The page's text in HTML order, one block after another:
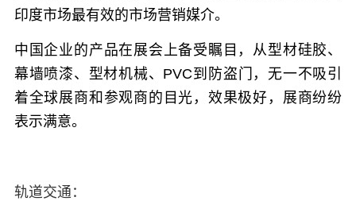
印度市场最有效的市场营销媒介。
中国企业的产品在展会上备受瞩目，从型材硅胶、
幕墙喷漆、型材机械、PVC到防盗门，无一不吸引
着全球展商和参观商的目光，效果极好，展商纷纷
表示满意。
轨道交通：